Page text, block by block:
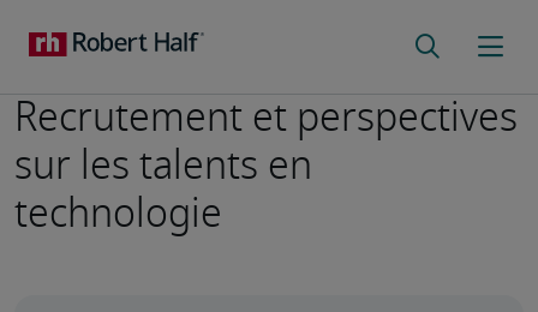
Recrutement et perspectives
sur les talents en
technologie